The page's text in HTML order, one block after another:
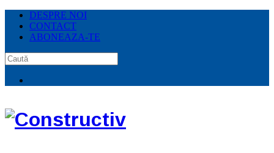
DESPRE NOI
CONTACT
ABONEAZA-TE